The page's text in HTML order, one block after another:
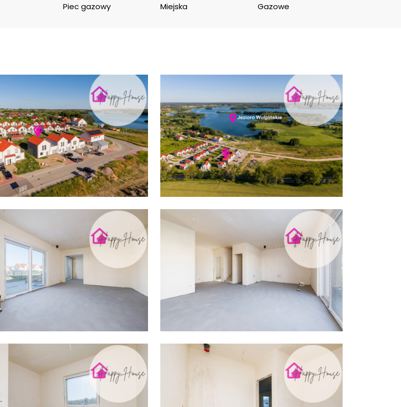
Piec gazowy
Miejska
Gazowe